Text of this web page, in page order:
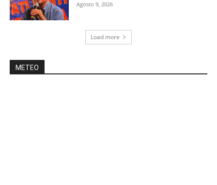
Agosto 9, 2026
Load more
METEO